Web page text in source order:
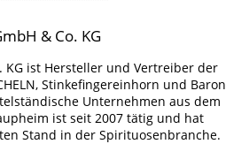
& Co. KG
KG ist Hersteller und Vertreiber der
Stinkefingereinhorn und Baron
Unternehmen aus dem
ist seit 2007 tätig und hat
Stand in der Spirituosenbranche.